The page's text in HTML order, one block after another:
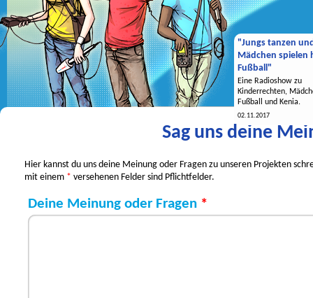
"Jungs tanzen
Mädchen spielen
Fußball"
Eine Radioshow zu
Kinderrechten,
Fußball und Kenia.
02.11.2017
Sag uns deine
Hier kannst du uns deine Meinung oder Fragen zu unseren Projekten
mit einem * versehenen Felder sind Pflichtfelder.
Deine Meinung oder Fragen *